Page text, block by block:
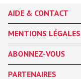
AIDE & CONTACT
MENTIONS LÉGALES
ABONNEZ-VOUS
PARTENAIRES